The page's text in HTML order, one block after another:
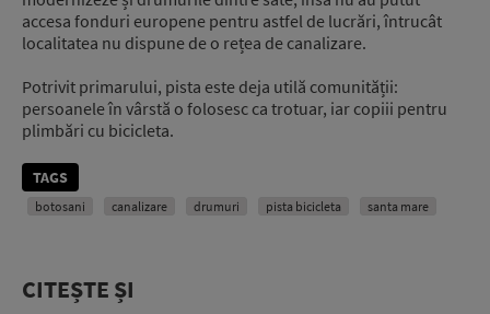
accesa fonduri europene pentru astfel de lucrări, întrucât
localitatea nu dispune de o rețea de canalizare.
Potrivit primarului, pista este deja utilă comunității:
persoanele în vârstă o folosesc ca trotuar, iar copiii pentru
plimbări cu bicicleta.
TAGS
botosani canalizare drumuri pista bicicleta santa mare
CITEȘTE ȘI